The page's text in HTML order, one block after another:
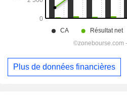
Plus de données financières